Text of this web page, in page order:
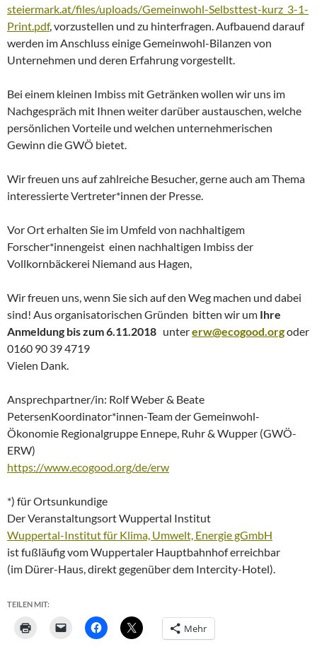
steiermark.at/files/uploads/Gemeinwohl-Selbsttest-kurz_3-1-
Print.pdf, vorzustellen und zu hinterfragen. Aufbauend darauf
werden im Anschluss einige Gemeinwohl-Bilanzen von
Unternehmen und deren Erfahrung vorgestellt.
Bei einem kleinen Imbiss mit Getränken wollen wir uns im
Nachgespräch mit Ihnen weiter darüber austauschen, welche
persönlichen Vorteile und welchen unternehmerischen
Gewinn die GWÖ bietet.
Wir freuen uns auf zahlreiche Besucher, gerne auch am Thema
interessierte Vertreter*innen der Presse.
Vor Ort erhalten Sie im Umfeld von nachhaltigem
Forscher*innengeist einen nachhaltigen Imbiss der
Vollkornbäckerei Niemand aus Hagen,
Wir freuen uns, wenn Sie sich auf den Weg machen und dabei
sind! Aus organisatorischen Gründen bitten wir um Ihre
Anmeldung bis zum 6.11.2018 untererw@ecogood.orgoder
0160 90 39 4719
Vielen Dank.
Ansprechpartner/in: Rolf Weber & Beate
PetersenKoordinator*innen-Team der Gemeinwohl-
Ökonomie Regionalgruppe Ennepe, Ruhr & Wupper (GWÖ-
ERW)
https://www.ecogood.org/de/erw
*) für Ortsunkundige
Der Veranstaltungsort Wuppertal Institut
Wuppertal-Institut für Klima, Umwelt, Energie gGmbH
ist fußläufig vom Wuppertaler Hauptbahnhof erreichbar
(im Dürer-Haus, direkt gegenüber dem Intercity-Hotel).
TEILEN MIT:
Mehr